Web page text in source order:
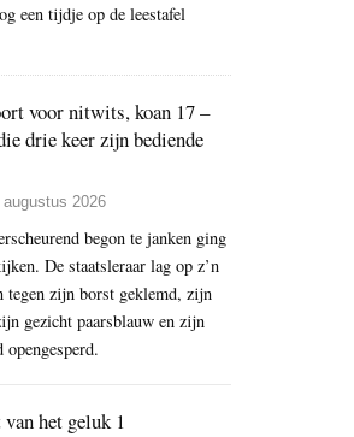
een tijdje op de leestafel
voor nitwits, koan 17 –
drie keer zijn bediende
2026
begon te janken ging
De staatsleraar lag op z’n
zijn borst geklemd, zijn
gezicht paarsblauw en zijn
het geluk 1